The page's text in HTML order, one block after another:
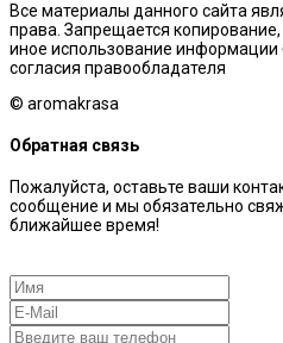
Все материалы данного сайта
права. Запрещается
иное использование информации
согласия правообладателя
© aromakrasa
Обратная связь
Пожалуйста, оставьте ваши
сообщение и мы обязательно
ближайшее время!